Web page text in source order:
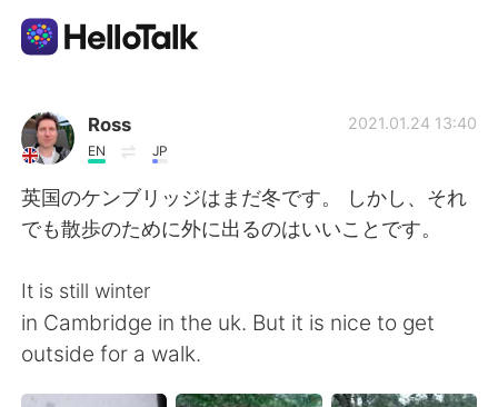
App di scambio linguistico
AI Grammar Checker
Italiano
English
繁體中文 Español
Ross
EN JP
2021.01.24 13:40
英国のケンブリッジはまだ冬です。 しかし、それ
でも散歩のために外に出るのはいいことです。
It is still winter
in Cambridge in the uk. But it is nice to get
outside for a walk.